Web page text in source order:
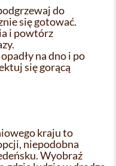
do
się gotować.
i powtórz
na dno i po
się gorącą
kraju to
niepodobna
Wyobraź